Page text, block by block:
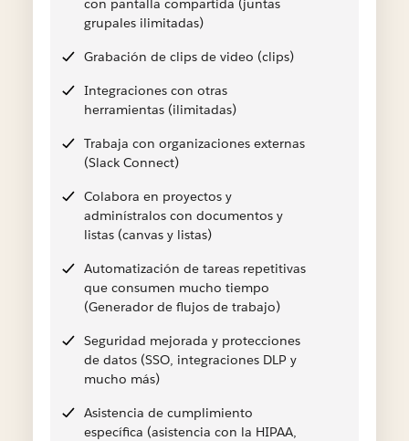
con pantalla compartida (juntas
grupales ilimitadas)
Grabación de clips de video (clips)
Integraciones con otras
herramientas (ilimitadas)
Trabaja con organizaciones externas
(Slack Connect)
Colabora en proyectos y
adminístralos con documentos y
listas (canvas y listas)
Automatización de tareas repetitivas
que consumen mucho tiempo
(Generador de flujos de trabajo)
Seguridad mejorada y protecciones
de datos (SSO, integraciones DLP y
mucho más)
Asistencia de cumplimiento
específica (asistencia con la HIPAA,